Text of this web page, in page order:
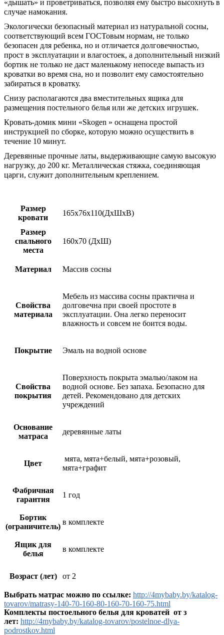
«дышать» и проветриваться, позволяя ему быстро высохнуть в
случае намокания.
Экологически безопасный материал из натуральной сосны,
соответствующий всем ГОСТовым нормам, не только
безопасен для ребенка, но и отличается долговечностью,
прост в эксплуатации и влагостоек, а дополнительный низкий
бортик не только не даст маленькому непоседе выпасть из
кроватки во время сна, но и позволит ему самостоятельно
забираться в кроватку.
Снизу располагаются два вместительных ящика для
размещения постельного белья или же детских игрушек.
Кровать-домик мини «Skogen » оснащена простой
инструкцией по сборке, которую можно осуществить в
течение 10 минут.
Деревянные прочные латы, выдерживающие самую высокую
нагрузку, до 200 кг. Металлическая стяжка, соединяющая
царги, служит дополнительным креплением.
Размер
кровати
165х76х110(ДхШхВ)
Размер
спального
места
160х70 (ДхШ)
Материал Массив сосны
Cвойства
материала
Мебель из массива сосны практична и
долговечна при своей простоте в
эксплуатации. Она легко переносит
влажность и совсем не боится воды.
Покрытие Эмаль на водной основе
Cвойства
покрытия
Поверхность покрыта эмалью/лаком на
водной основе. Без запаха. Безопасно для
детей. Рекомендовано для детских
учреждений
Основание
матраса
деревянные латы
Цвет
мята, мята+белый, мята+розовый,
мята+графит
Фабричная
гарантия
1 год
Бортик
(ограничитель)
в комплекте
Ящик для
белья
в комплекте
Возраст (лет) от 2
Выбрать матрас можно по ссылке: http://4mybaby.by/katalog-
tovarov/matrasy-140-70-160-80-160-70-160-75.html
Комплекты постоельного белья для кроватей от з
лет: http://4mybaby.by/katalog-tovarov/postelnoe-dlya-
podrostkov.html